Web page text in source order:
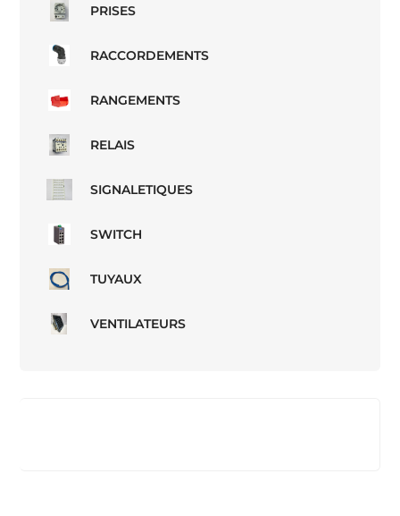
PRISES
RACCORDEMENTS
RANGEMENTS
RELAIS
SIGNALETIQUES
SWITCH
TUYAUX
VENTILATEURS